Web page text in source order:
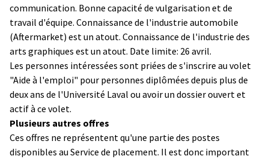
communication. Bonne capacité de vulgarisation et de
travail d'équipe. Connaissance de l'industrie automobile
(Aftermarket) est un atout. Connaissance de l'industrie des
arts graphiques est un atout. Date limite: 26 avril.
Les personnes intéressées sont priées de s'inscrire au volet
"Aide à l'emploi" pour personnes diplômées depuis plus de
deux ans de l'Université Laval ou avoir un dossier ouvert et
actif à ce volet.
Plusieurs autres offres
Ces offres ne représentent qu'une partie des postes
disponibles au Service de placement. Il est donc important